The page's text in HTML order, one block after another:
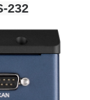
232